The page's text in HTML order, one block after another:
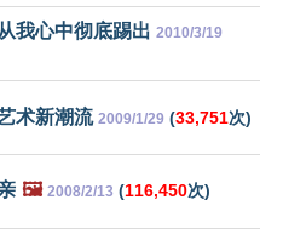
我心中彻底踢出 2010/3/19
术新潮流 2009/1/29 (33,751次)
🖼️ 2008/2/13 (116,450次)